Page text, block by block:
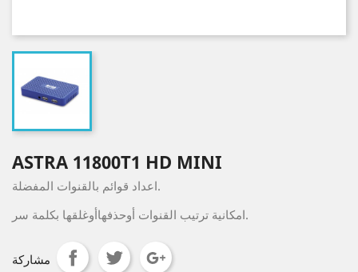
ASTRA 11800T1 HD MINI
اعداد قوائم بالقنوات المفضلة.
امكانية ترتيب القنوات أوحذفهاأوغلقها بكلمة سر.
مشاركة